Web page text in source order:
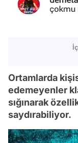
Ortamlarda
edemeyenler
sığınarak
saydırabiliyor.